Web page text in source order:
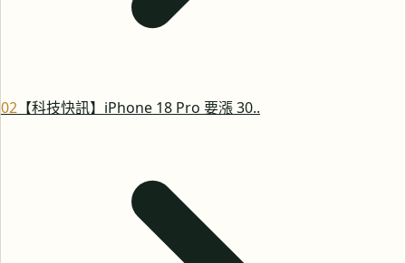
02 【科技快訊】iPhone 18 Pro 要漲 30..